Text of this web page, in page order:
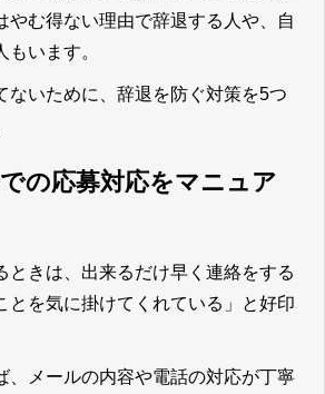
やむ得ない理由で辞退する人や、自
います。
ないために、辞退を防ぐ対策を5つ
の応募対応をマニュア
ときは、出来るだけ早く連絡をする
とを気に掛けてくれている」と好印
、メールの内容や電話の対応が丁寧